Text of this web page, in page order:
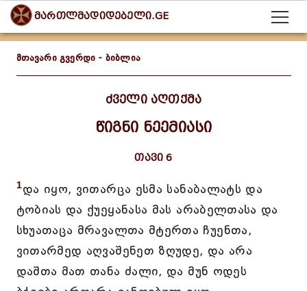
მართლმადიდებელი.GE
მთავარი გვერდი - ბიბლია
ძველი აღთქმა
წიგნი ნეემიასი
თავი 6
1და იყო, ვითარცა ესმა სანაბალატს და
ტობიას და ქუეყანასა მას არაბელთასა და
სხუათაცა მრავალთა მტერთა ჩუენთა,
ვითარმედ აღვაშენეთ ზღუდე, და არა
დაშთა მათ თანა ძალი, და მუნ ოდეს